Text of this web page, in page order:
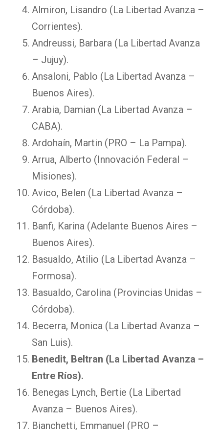
Almiron, Lisandro (La Libertad Avanza –
Corrientes).
Andreussi, Barbara (La Libertad Avanza
– Jujuy).
Ansaloni, Pablo (La Libertad Avanza –
Buenos Aires).
Arabia, Damian (La Libertad Avanza –
CABA).
Ardohaín, Martin (PRO – La Pampa).
Arrua, Alberto (Innovación Federal –
Misiones).
Avico, Belen (La Libertad Avanza –
Córdoba).
Banfi, Karina (Adelante Buenos Aires –
Buenos Aires).
Basualdo, Atilio (La Libertad Avanza –
Formosa).
Basualdo, Carolina (Provincias Unidas –
Córdoba).
Becerra, Monica (La Libertad Avanza –
San Luis).
Benedit, Beltran (La Libertad Avanza –
Entre Ríos).
Benegas Lynch, Bertie (La Libertad
Avanza – Buenos Aires).
Bianchetti, Emmanuel (PRO –